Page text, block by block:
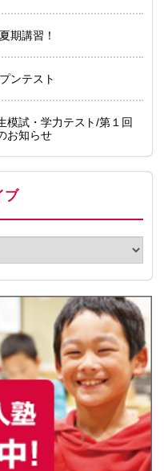
期講習！
ンテスト
模試・学力テスト/第１回
お知らせ
ブ